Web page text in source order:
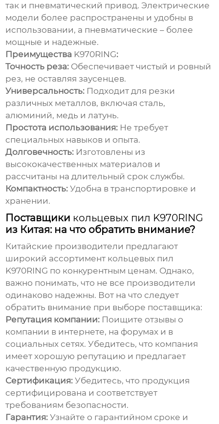
так и пневматический привод. Электрические
модели более распространены и удобны в
использовании, а пневматические – более
мощные и надежные.
Преимущества K970RING:
Точность реза: Обеспечивает чистый и ровный
рез, не оставляя заусенцев.
Универсальность: Подходит для резки
различных металлов, включая сталь,
алюминий, медь и латунь.
Простота использования: Не требует
специальных навыков и опыта.
Долговечность: Изготовлены из
высококачественных материалов и
рассчитаны на длительный срок службы.
Компактность: Удобна в транспортировке и
хранении.
Поставщики кольцевых пил K970RING
из Китая: на что обратить внимание?
Китайские производители предлагают
широкий ассортимент кольцевых пил
K970RING по конкурентным ценам. Однако,
важно понимать, что не все производители
одинаково надежны. Вот на что следует
обратить внимание при выборе поставщика:
Репутация компании: Поищите отзывы о
компании в интернете, на форумах и в
социальных сетях. Убедитесь, что компания
имеет хорошую репутацию и предлагает
качественную продукцию.
Сертификация: Убедитесь, что продукция
сертифицирована и соответствует
требованиям безопасности.
Гарантия: Узнайте о гарантийном сроке и